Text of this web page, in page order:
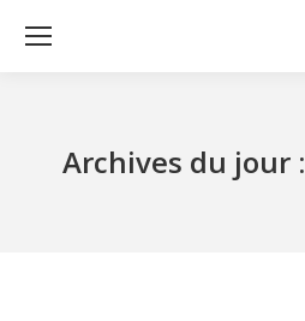
Archives du jour :